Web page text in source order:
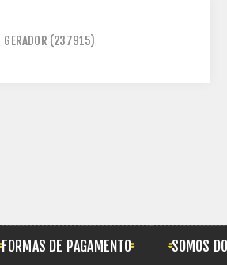
GERADOR (237915)
FORMAS DE PAGAMENTO SOMOS